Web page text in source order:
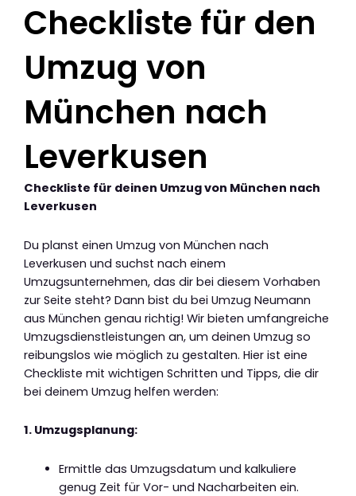
Checkliste für den
Umzug von
München nach
Leverkusen
Checkliste für deinen Umzug von München nach
Leverkusen
Du planst einen Umzug von München nach
Leverkusen und suchst nach einem
Umzugsunternehmen, das dir bei diesem Vorhaben
zur Seite steht? Dann bist du bei Umzug Neumann
aus München genau richtig! Wir bieten umfangreiche
Umzugsdienstleistungen an, um deinen Umzug so
reibungslos wie möglich zu gestalten. Hier ist eine
Checkliste mit wichtigen Schritten und Tipps, die dir
bei deinem Umzug helfen werden:
1. Umzugsplanung:
Ermittle das Umzugsdatum und kalkuliere
genug Zeit für Vor- und Nacharbeiten ein.